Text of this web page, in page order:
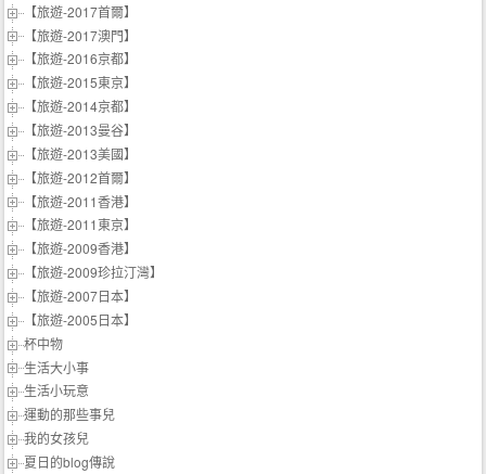
【旅遊-2017首爾】
【旅遊-2017澳門】
【旅遊-2016京都】
【旅遊-2015東京】
【旅遊-2014京都】
【旅遊-2013曼谷】
【旅遊-2013美國】
【旅遊-2012首爾】
【旅遊-2011香港】
【旅遊-2011東京】
【旅遊-2009香港】
【旅遊-2009珍拉汀灣】
【旅遊-2007日本】
【旅遊-2005日本】
杯中物
生活大小事
生活小玩意
運動的那些事兒
我的女孩兒
夏日的blog傳說